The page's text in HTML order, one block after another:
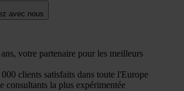
avec nous
votre partenaire pour les meilleurs
clients satisfaits dans toute l'Europe
consultants la plus expérimentée